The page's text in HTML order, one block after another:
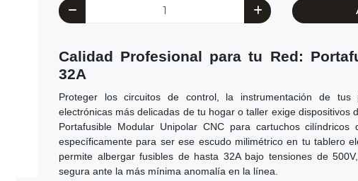
Calidad Profesional para tu Red:
32A
Proteger los circuitos de control, la instrumentación de
electrónicas más delicadas de tu hogar o taller exige dispositivos
Portafusible Modular Unipolar CNC para cartuchos
específicamente para ser ese escudo milimétrico en tu tablero
permite albergar fusibles de hasta 32A bajo tensiones de
segura ante la más mínima anomalía en la línea.